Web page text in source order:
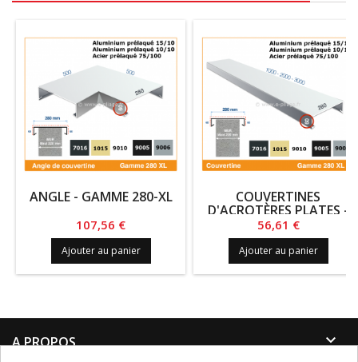
ANGLE - GAMME 280-XL
Prix
107,56 €
Ajouter au panier
COUVERTINES
D'ACROTÈRES PLATES -
GAMME 280-XL
Prix
56,61 €
Ajouter au panier
A PROPOS 